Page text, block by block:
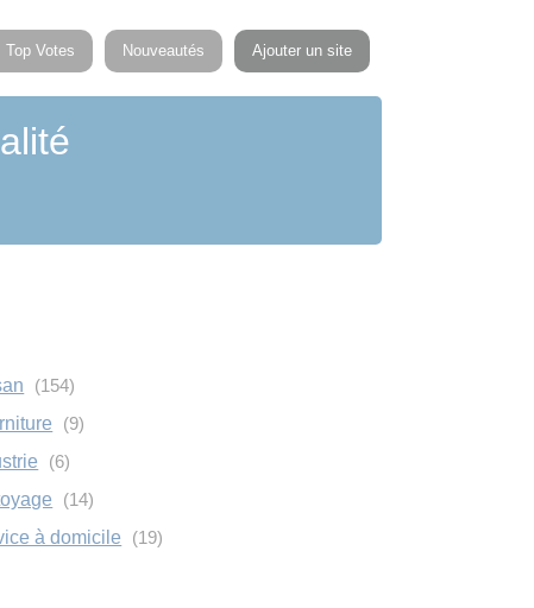
Top Votes Nouveautés Ajouter un site
(154)
(9)
(6)
(14)
à domicile
(19)